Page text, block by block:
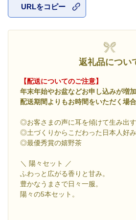
URLをコピー
返礼品につい
【配送についてのご注意】
年末年始やお盆などお申し込みが増
配送期間よりもお時間をいただく場合
◎お客さまの声に耳を傾けて生み出す
◎土づくりからこだわった日本人好
◎最優秀賞の嬉野茶
＼ 陽々セット ／
ふわっと広がる香りと甘み。
豊かなうまさで日々一服。
陽々の5本セット。